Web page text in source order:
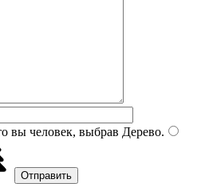
вы человек, выбрав Дерево.